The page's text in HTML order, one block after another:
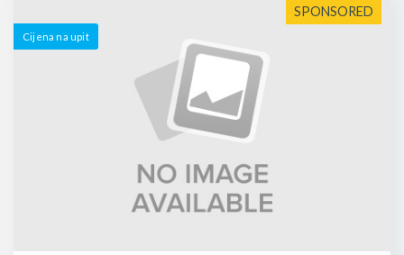
SPONSORED
Cijena na upit